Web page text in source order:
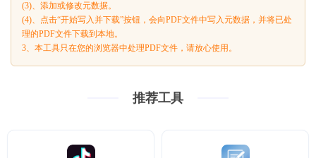
(3)、添加或修改元数据。
(4)、点击“开始写入并下载”按钮，会向PDF文件中写入元数据，并将已处
理的PDF文件下载到本地。
3、本工具只在您的浏览器中处理PDF文件，请放心使用。
推荐工具